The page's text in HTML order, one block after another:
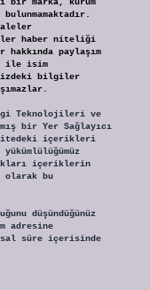
bir marka, kurum
haber niteliği
paylaşım
ile isim
bilgiler
Teknolojileri ve
bir Yer Sağlayıcı
sitedeki içerikleri
içeriklerin
olarak bu
düşündüğünüz
adresine
süre içerisinde